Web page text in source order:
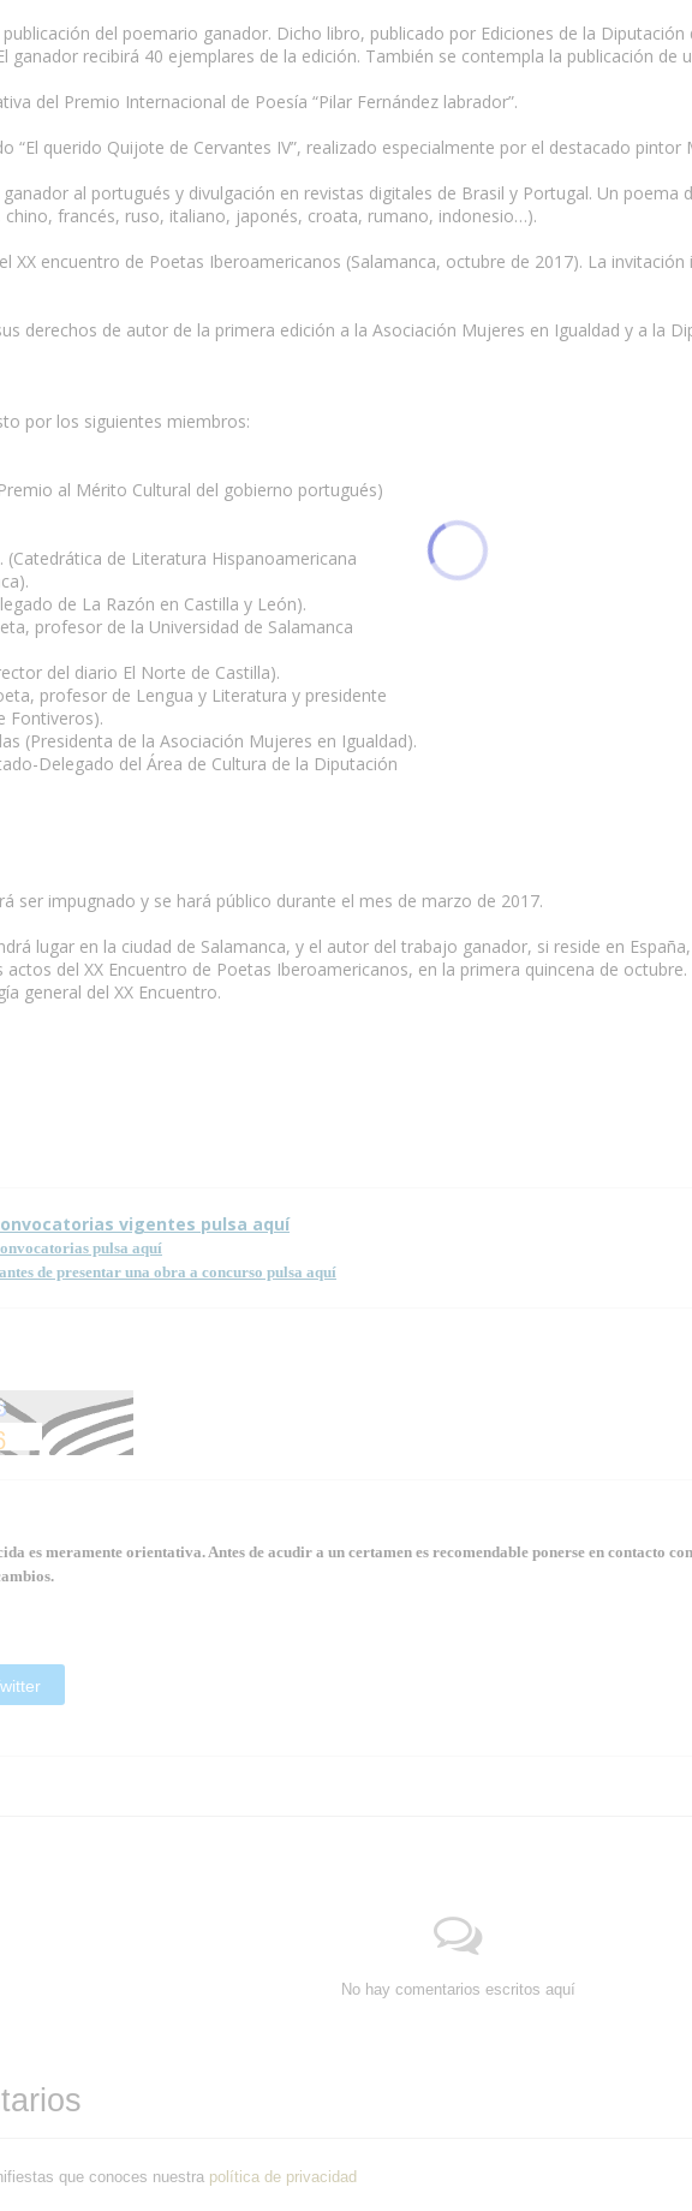
del poemario ganador. Dicho libro, publicado por Ediciones de la
ganador recibirá 40 ejemplares de la edición. También se contempla la publicación de
del Premio Internacional de Poesía “Pilar Fernández labrador”.
“El querido Quijote de Cervantes IV”, realizado especialmente por el destacado
al portugués y divulgación en revistas digitales de Brasil y Portugal. Un
chino, francés, ruso, italiano, japonés, croata, rumano, indonesio…).
XX encuentro de Poetas Iberoamericanos (Salamanca, octubre de 2017). La
derechos de autor de la primera edición a la Asociación Mujeres en Igualdad y a la
por los siguientes miembros:
al Mérito Cultural del gobierno portugués)
(Catedrática de Literatura Hispanoamericana
de La Razón en Castilla y León).
profesor de la Universidad de Salamanca
del diario El Norte de Castilla).
profesor de Lengua y Literatura y presidente
Fontiveros).
(Presidenta de la Asociación Mujeres en Igualdad).
Delegado del Área de Cultura de la Diputación
ser impugnado y se hará público durante el mes de marzo de 2017.
lugar en la ciudad de Salamanca, y el autor del trabajo ganador, si reside en
del XX Encuentro de Poetas Iberoamericanos, en la primera quincena de
general del XX Encuentro.
vigentes pulsa aquí
pulsa aquí
de presentar una obra a concurso pulsa aquí
es meramente orientativa. Antes de acudir a un certamen es recomendable ponerse en contacto
No hay comentarios escritos aquí
que conoces nuestra política de privacidad